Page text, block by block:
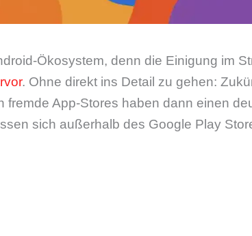
Ökosystem, denn die Einigung im
. Ohne direkt ins Detail zu gehen:
fremde App-Stores haben dann einen
sich außerhalb des Google Play